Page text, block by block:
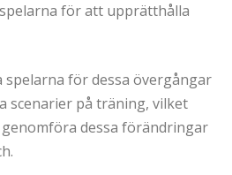
för att upprätthålla
för dessa övergångar
scenarier på träning, vilket
dessa förändringar